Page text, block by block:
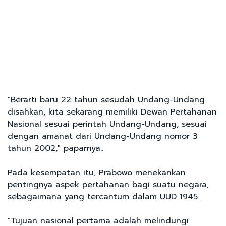
"Berarti baru 22 tahun sesudah Undang-Undang
disahkan, kita sekarang memiliki Dewan Pertahanan
Nasional sesuai perintah Undang-Undang, sesuai
dengan amanat dari Undang-Undang nomor 3
tahun 2002," paparnya..
Pada kesempatan itu, Prabowo menekankan
pentingnya aspek pertahanan bagi suatu negara,
sebagaimana yang tercantum dalam UUD 1945.
"Tujuan nasional pertama adalah melindungi